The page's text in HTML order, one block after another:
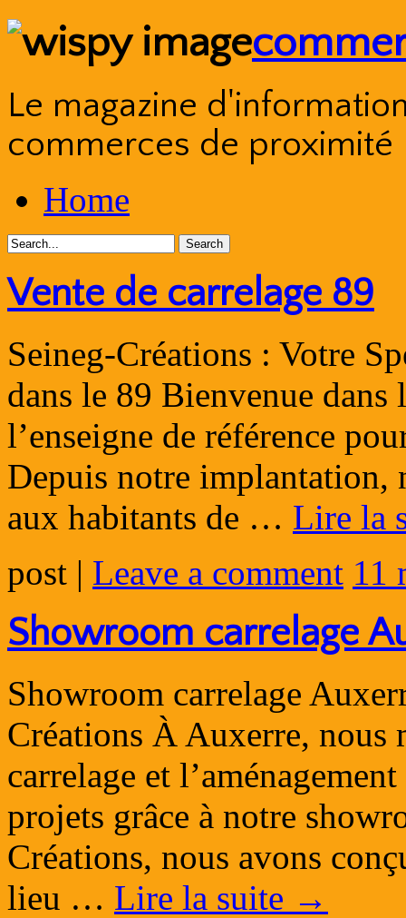
Le magazine
commerces de proximité
to
contentHome
Vente de carrelage 89
Seineg-Créations : Votre
dans le 89 Bienvenue dans
l’enseigne de référence
Depuis notre implantation,
aux habitants de … Lire la
post | Leave a comment 11
Showroom carrelage
Showroom carrelage
Créations À Auxerre, nous
carrelage et
projets grâce à notre
Créations, nous avons
lieu … Lire la suite →